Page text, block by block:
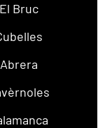
El Bruc
Abrera